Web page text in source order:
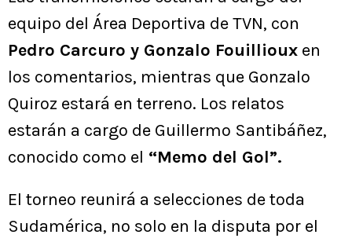
equipo del Área Deportiva de TVN, con
Pedro Carcuro y Gonzalo Fouillioux en
los comentarios, mientras que Gonzalo
Quiroz estará en terreno. Los relatos
estarán a cargo de Guillermo Santibáñez,
conocido como el “Memo del Gol”.
El torneo reunirá a selecciones de toda
Sudamérica, no solo en la disputa por el